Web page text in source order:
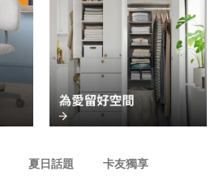
夏日話題 卡友獨享